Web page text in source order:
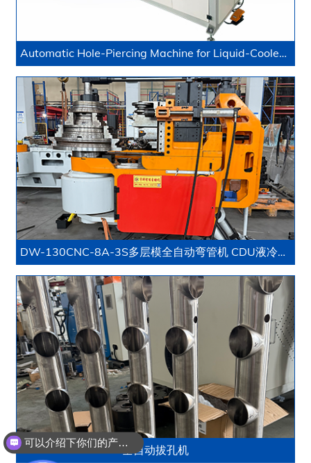
Automatic Hole-Piercing Machine for Liquid-Cooled Pipes
DW-130CNC-8A-3S多层模全自动弯管机 CDU液冷管道配套设备
全自动拔孔机
可以介绍下你们的产品么？